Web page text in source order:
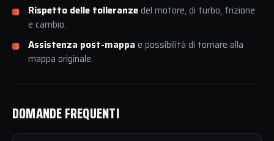
Rispetto delle tolleranzedel motore, di turbo, frizione
e cambio.
Assistenza post-mappa e possibilità di tornare alla
mappa originale.
DOMANDE FREQUENTI